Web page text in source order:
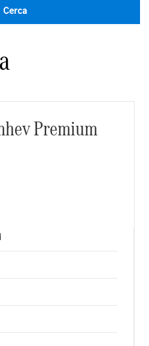
Cerca
Premium